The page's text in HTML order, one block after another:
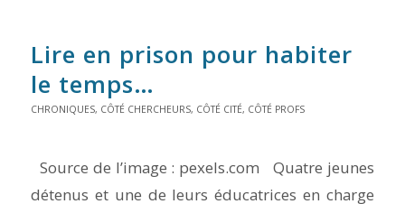
Lire en prison pour habiter
le temps…
CHRONIQUES, CÔTÉ CHERCHEURS, CÔTÉ CITÉ, CÔTÉ PROFS
Source de l’image : pexels.com Quatre jeunes
détenus et une de leurs éducatrices en charge